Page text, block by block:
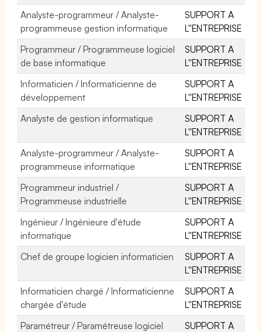
Analyste-programmeur / Analyste-
programmeuse gestion informatique
SUPPORT A
L''ENTREPRISE
Programmeur / Programmeuse logiciel
de base informatique
SUPPORT A
L''ENTREPRISE
Informaticien / Informaticienne de
développement
SUPPORT A
L''ENTREPRISE
Analyste de gestion informatique
SUPPORT A
L''ENTREPRISE
Analyste-programmeur / Analyste-
programmeuse informatique
SUPPORT A
L''ENTREPRISE
Programmeur industriel /
Programmeuse industrielle
SUPPORT A
L''ENTREPRISE
Ingénieur / Ingénieure d'étude
informatique
SUPPORT A
L''ENTREPRISE
Chef de groupe logicien informaticien
SUPPORT A
L''ENTREPRISE
Informaticien chargé / Informaticienne
chargée d'étude
SUPPORT A
L''ENTREPRISE
Paramétreur / Paramétreuse logiciel
SUPPORT A